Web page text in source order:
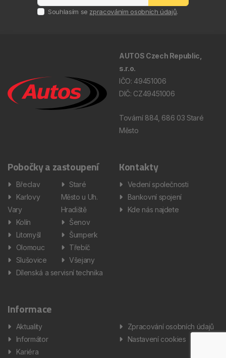
Souhlasím se zpracováním osobních údajů.
AUTOS Czech Republic,
s.r.o.
IČO: 49451006
DIČ: CZ49451006
Tovární 884, 686 03 Staré
Město
Pobočky a zastoupení
Břeclav
Karlovy
Vary
Kolín
Litomyšl
Olomouc
Slušovice
Staré
Město u Uh.
Hradiště
Šenov
Šumperk
Třebíč
Všejany
Dílenská a servisní technika
Kontakty
Vedení společnosti
Bankovní spojení
Kde nás najdete
Informace
Aktuality
Informátor
Kariéra
Zpracování osobních údajů
Nastavení cookies